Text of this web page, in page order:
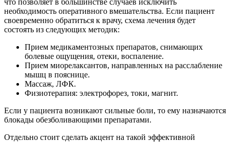
необходимость оперативного вмешательства. Если пациент
своевременно обратиться к врачу, схема лечения будет
состоять из следующих методик:
Прием медикаментозных препаратов, снимающих
болевые ощущения, отеки, воспаление.
Прием миорелаксантов, направленных на расслабление
мышц в пояснице.
Массаж, ЛФК.
Физиотерапия: электрофорез, токи, магнит.
Если у пациента возникают сильные боли, то ему назначаются
блокады обезболивающими препаратами.
Отдельно стоит сделать акцент на такой эффективной